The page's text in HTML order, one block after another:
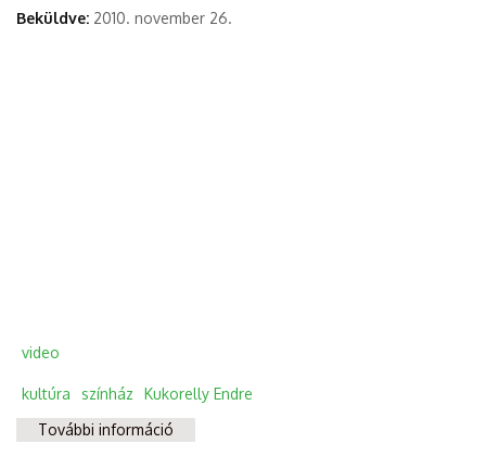
Beküldve: 2010. november 26.
video
kultúra színház
Kukorelly Endre
További információ